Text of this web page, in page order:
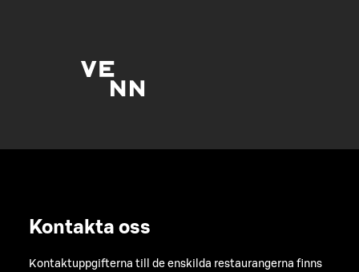
Kontakta oss
Kontaktuppgifterna till de enskilda restaurangerna finns